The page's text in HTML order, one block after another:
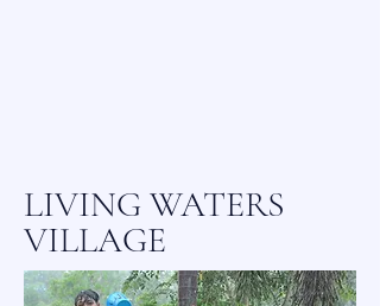
LIVING WATERS
VILLAGE